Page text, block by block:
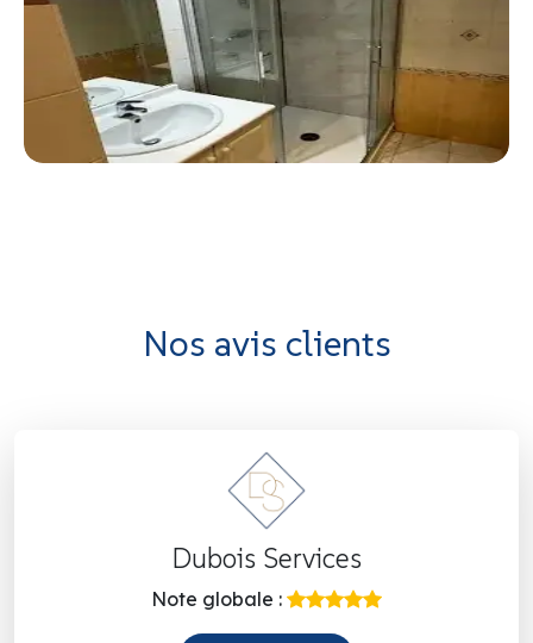
Nos avis clients
Dubois Services
Note globale :